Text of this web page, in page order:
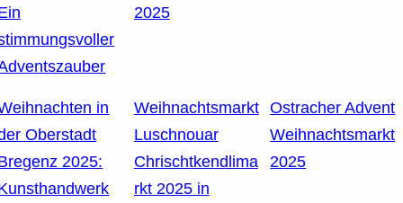
2025
in
Oberstadt
2025:
Weihnachtsmarkt
Luschnouar
Chrischtkendlima
rkt 2025 in
Ostracher Advent
Weihnachtsmarkt
2025